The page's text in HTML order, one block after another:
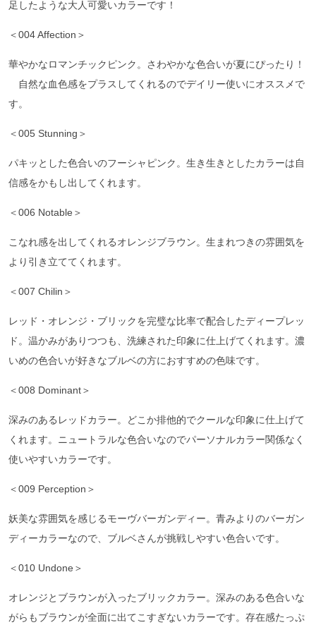
足したような大人可愛いカラーです！
＜004 Affection＞
華やかなロマンチックピンク。さわやかな色合いが夏にぴったり！
自然な血色感をプラスしてくれるのでデイリー使いにオススメで
す。
＜005 Stunning＞
パキッとした色合いのフーシャピンク。生き生きとしたカラーは自
信感をかもし出してくれます。
＜006 Notable＞
こなれ感を出してくれるオレンジブラウン。生まれつきの雰囲気を
より引き立ててくれます。
＜007 Chilin＞
レッド・オレンジ・ブリックを完璧な比率で配合したディープレッ
ド。温かみがありつつも、洗練された印象に仕上げてくれます。濃
いめの色合いが好きなブルベの方におすすめの色味です。
＜008 Dominant＞
深みのあるレッドカラー。どこか排他的でクールな印象に仕上げて
くれます。ニュートラルな色合いなのでパーソナルカラー関係なく
使いやすいカラーです。
＜009 Perception＞
妖美な雰囲気を感じるモーヴバーガンディー。青みよりのバーガン
ディーカラーなので、ブルベさんが挑戦しやすい色合いです。
＜010 Undone＞
オレンジとブラウンが入ったブリックカラー。深みのある色合いな
がらもブラウンが全面に出てこすぎないカラーです。存在感たっぷ